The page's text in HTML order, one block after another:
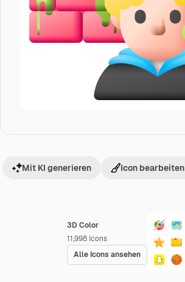
3D Color
11,998 Icons
Alle Icons ansehen
Mit KI generieren Icon bearbeiten